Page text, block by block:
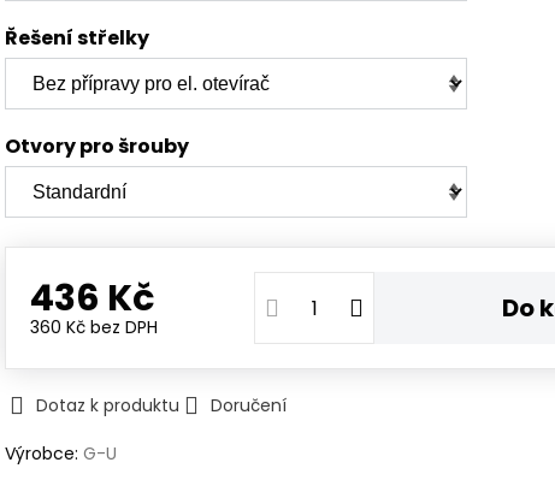
Řešení střelky
Otvory pro šrouby
436 Kč
360 Kč bez DPH
Do
Dotaz k produktu
Doručení
Výrobce: G-U